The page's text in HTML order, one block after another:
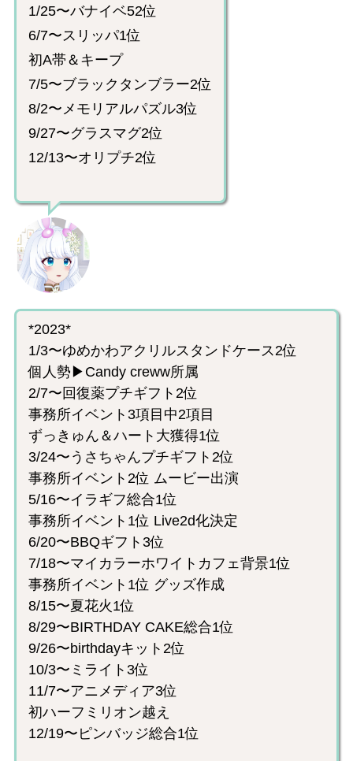
1/25〜バナイベ52位
6/7〜スリッパ1位
初A帯＆キープ
7/5〜ブラックタンブラー2位
8/2〜メモリアルパズル3位
9/27〜グラスマグ2位
12/13〜オリプチ2位
*2023*
1/3〜ゆめかわアクリルスタンドケース2位
個人勢▶︎Candy creww所属
2/7〜回復薬プチギフト2位
事務所イベント3項目中2項目
ずっきゅん＆ハート大獲得1位
3/24〜うさちゃんプチギフト2位
事務所イベント2位 ムービー出演
5/16〜イラギフ総合1位
事務所イベント1位 Live2d化決定
6/20〜BBQギフト3位
7/18〜マイカラーホワイトカフェ背景1位
事務所イベント1位 グッズ作成
8/15〜夏花火1位
8/29〜BIRTHDAY CAKE総合1位
9/26〜birthdayキット2位
10/3〜ミライト3位
11/7〜アニメディア3位
初ハーフミリオン越え
12/19〜ピンバッジ総合1位